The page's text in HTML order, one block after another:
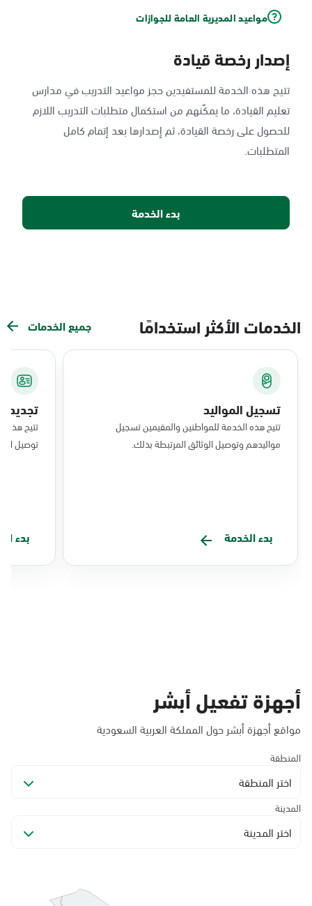
مواعيد المديرية العامة للجوازات
إصدار رخصة قيادة
تتيح هذه الخدمة للمستفيدين حجز مواعيد التدريب في مدارس
تعليم القيادة، ما يمكّنهم من استكمال متطلبات التدريب اللازم
للحصول على رخصة القيادة، ثم إصدارها بعد إتمام كامل
المتطلبات.
بدء الخدمة
الخدمات الأكثر استخدامًا جميع الخدمات
تسجيل المواليد
تتيح هذه الخدمة للمواطنين والمقيمين تسجيل
مواليدهم وتوصيل الوثائق المرتبطة بذلك.
بدء الخدمة
تجديد
تتيح هذه
توصيل
بدء
أجهزة تفعيل أبشر
مواقع أجهزة أبشر حول المملكة العربية السعودية
المنطقة
اختر المنطقة
المدينة
اختر المدينة